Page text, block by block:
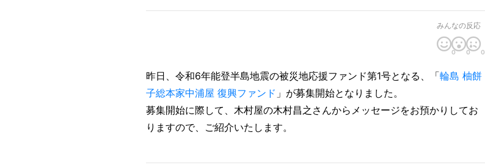
みんなの反応
0 0 0
昨日、令和6年能登半島地震の被災地応援ファンド第1号となる、「輪島 柚餅
子総本家中浦屋 復興ファンド 」が募集開始となりました。
募集開始に際して、木村屋の木村昌之さんからメッセージをお預かりしてお
りますので、ご紹介いたします。